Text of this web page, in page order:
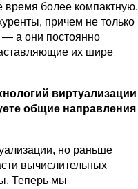
время более компактную.
причем не только
— а они постоянно
их шире
виртуализации
общие направления
но раньше
вычислительных
Теперь мы